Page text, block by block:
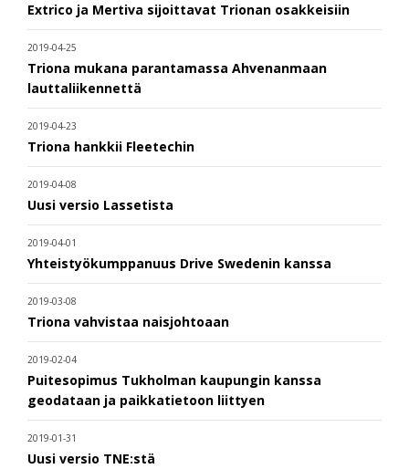
Extrico ja Mertiva sijoittavat Trionan osakkeisiin
2019-04-25
Triona mukana parantamassa Ahvenanmaan
lauttaliikennettä
2019-04-23
Triona hankkii Fleetechin
2019-04-08
Uusi versio Lassetista
2019-04-01
Yhteistyökumppanuus Drive Swedenin kanssa
2019-03-08
Triona vahvistaa naisjohtoaan
2019-02-04
Puitesopimus Tukholman kaupungin kanssa
geodataan ja paikkatietoon liittyen
2019-01-31
Uusi versio TNE:stä